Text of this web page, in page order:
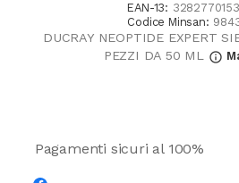
EAN-13:
Codice Minsan:
DUCRAY NEOPTIDE EXPERT
PEZZI DA 50 ML info_outline
Pagamenti sicuri al 100%